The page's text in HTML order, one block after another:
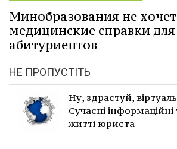
Минобразования не
медицинские справки для
абитуриентов
НЕ ПРОПУСТІТЬ
Ну, здрастуй,
Сучасні інформаційні
житті юриста